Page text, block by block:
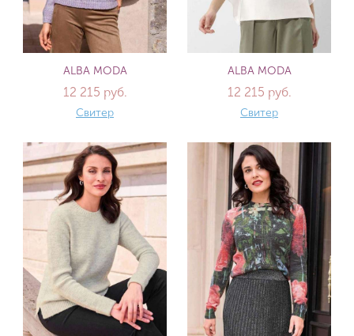
ALBA MODA
12 215 руб.
Свитер
ALBA MODA
12 215 руб.
Свитер